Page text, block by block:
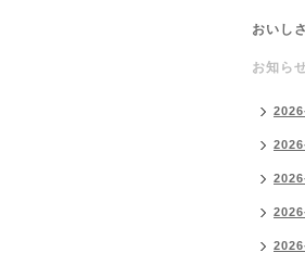
おいし
お知ら